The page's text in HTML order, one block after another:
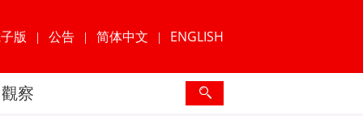
版 | 公告 | 简体中文 | ENGLISH
觀察